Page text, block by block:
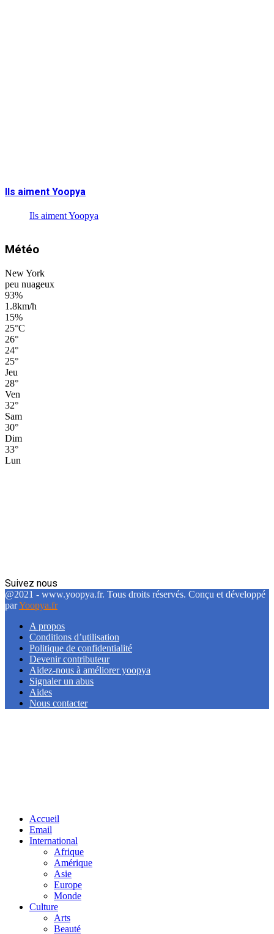
Ils aiment Yoopya
Ils aiment Yoopya
Météo
New York
peu nuageux
93%
1.8km/h
15%
25°C
26°
24°
25°
Jeu
28°
Ven
32°
Sam
30°
Dim
33°
Lun
Suivez nous
Facebook
Twitter
Linkedin
@2021 - www.yoopya.fr. Tous droits réservés. Conçu et développé
parYoopya.fr
A propos
Conditions d’utilisation
Politique de confidentialité
Devenir contributeur
Aidez-nous à améliorer yoopya
Signaler un abus
Aides
Nous contacter
Accueil
Email
International
Afrique
Amérique
Asie
Europe
Monde
Culture
Arts
Beauté